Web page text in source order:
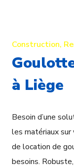
Construction,
à Liège
Besoin d’une
les matériaux
de location de
besoins.